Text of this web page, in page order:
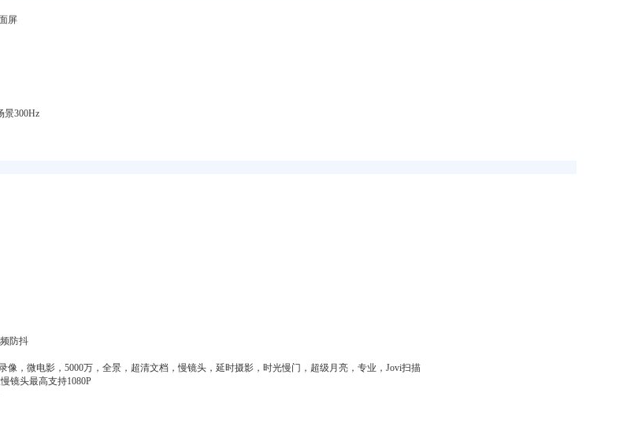
屏
景300Hz
防抖
像，微电影，5000万，全景，超清文档，慢镜头，延时摄影，时光慢门，超级月亮，专业，Jovi扫描
镜头最高支持1080P